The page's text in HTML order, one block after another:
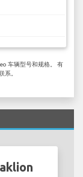
车辆型号和规格。 有
系。